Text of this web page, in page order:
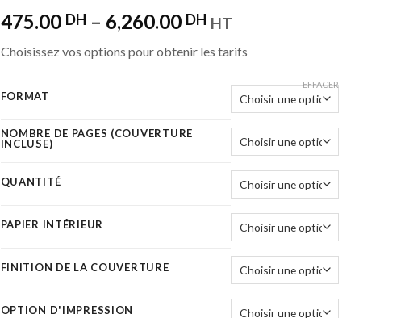
475.00 DH – 6,260.00 DH HT
Choisissez vos options pour obtenir les tarifs
FORMAT
NOMBRE DE PAGES (COUVERTURE
INCLUSE)
QUANTITÉ
PAPIER INTÉRIEUR
FINITION DE LA COUVERTURE
OPTION D'IMPRESSION
EFFACER